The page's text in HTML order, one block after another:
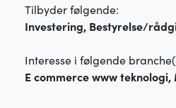
Tilbyder følgende:
Investering, Bestyrelse/
Interesse i følgende
E commerce www